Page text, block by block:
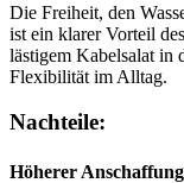
Die Freiheit, den
ist ein klarer Vorteil
lästigem Kabelsalat in
Flexibilität im Alltag.
Nachteile:
Höherer